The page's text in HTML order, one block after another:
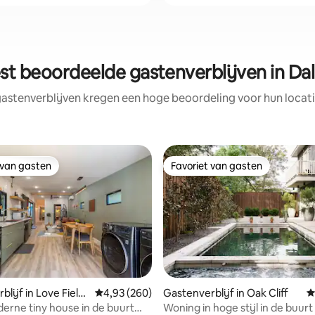
beoordeelde gastenverblijven in
kregen een hoge beoordeling voor hun
4,93 op 5, 352 recensies
gasten
gasten
in Love Field
Gemiddelde beoordeling van 4,93 op 5, 260
4,93 (260)
tiny house in de buurt
Favoriet van gasten
Favoriet van gasten
Gastenverblijf in Oak Cliff
Woning in hoge stijl in de buurt